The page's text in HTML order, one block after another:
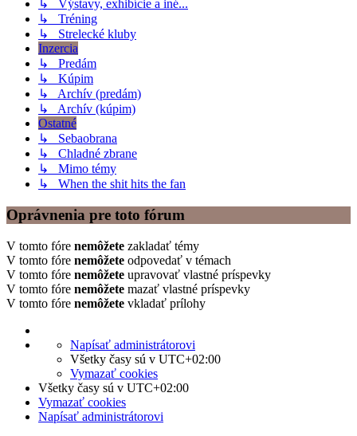
↳ Výstavy, exhibície a iné...
↳ Tréning
↳ Strelecké kluby
Inzercia
↳ Predám
↳ Kúpim
↳ Archív (predám)
↳ Archív (kúpim)
Ostatné
↳ Sebaobrana
↳ Chladné zbrane
↳ Mimo témy
↳ When the shit hits the fan
Oprávnenia pre toto fórum
V tomto fóre nemôžete zakladať témy
V tomto fóre nemôžete odpovedať v témach
V tomto fóre nemôžete upravovať vlastné príspevky
V tomto fóre nemôžete mazať vlastné príspevky
V tomto fóre nemôžete vkladať prílohy
Napísať administrátorovi
Všetky časy sú v UTC+02:00
Vymazať cookies
Všetky časy sú v UTC+02:00
Vymazať cookies
Napísať administrátorovi